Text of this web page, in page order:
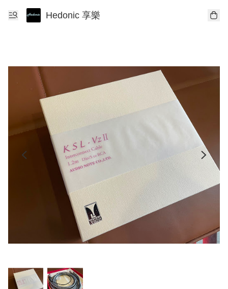
Hedonic 享樂